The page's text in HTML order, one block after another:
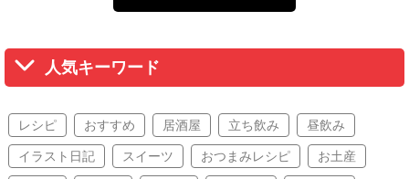
人気キーワード
レシピ おすすめ 居酒屋 立ち飲み 昼飲み
イラスト日記 スイーツ おつまみレシピ お土産